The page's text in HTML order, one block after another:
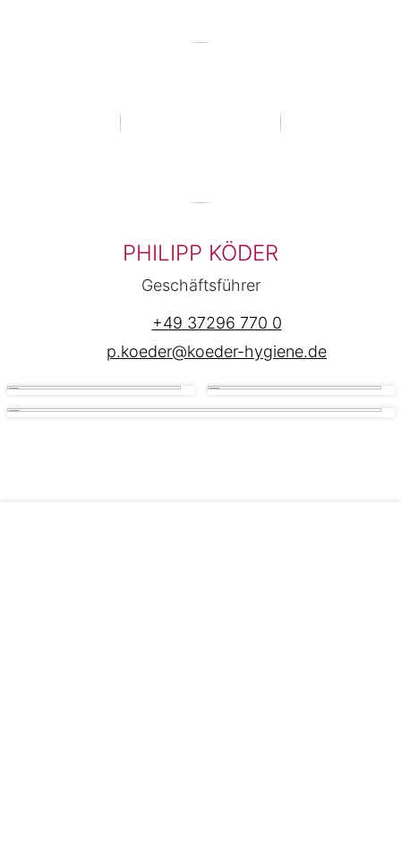
PHILIPP KÖDER
Geschäftsführer
+49 37296 770 0
p.koeder@koeder-hygiene.de